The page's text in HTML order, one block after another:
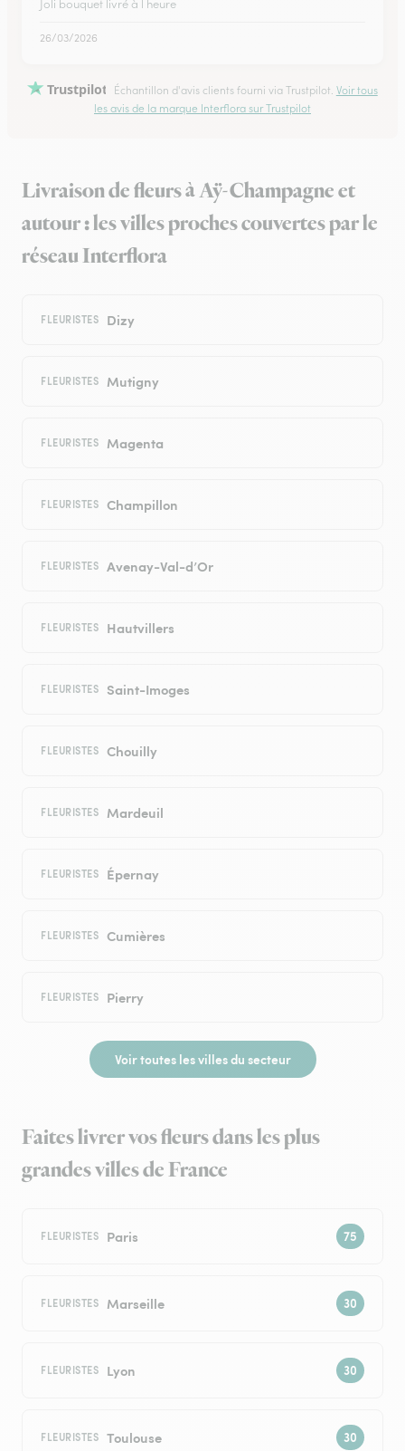
Joli bouquet livré à l heure
26/03/2026
Trustpilot Échantillon d'avis clients fourni via Trustpilot. Voir tous
les avis de la marque Interflora sur Trustpilot
Livraison de fleurs à Aÿ-Champagne et
autour : les villes proches couvertes par le
réseau Interflora
FLEURISTES Dizy
FLEURISTES Mutigny
FLEURISTES Magenta
FLEURISTES Champillon
FLEURISTES Avenay-Val-d’Or
FLEURISTES Hautvillers
FLEURISTES Saint-Imoges
FLEURISTES Chouilly
FLEURISTES Mardeuil
FLEURISTES Épernay
FLEURISTES Cumières
FLEURISTES Pierry
Voir toutes les villes du secteur
Faites livrer vos fleurs dans les plus
grandes villes de France
FLEURISTES Paris
FLEURISTES Marseille
FLEURISTES Lyon
FLEURISTES Toulouse